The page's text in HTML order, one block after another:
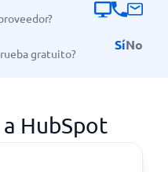
gratuito?
SíNo
HubSpot